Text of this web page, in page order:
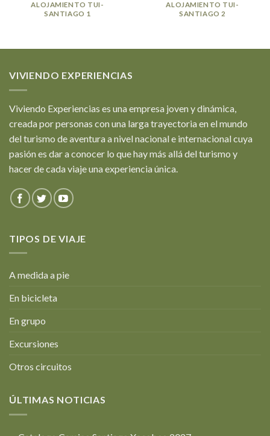
ALOJAMIENTO TUI-
SANTIAGO 1
ALOJAMIENTO TUI-
SANTIAGO 2
VIVIENDO EXPERIENCIAS
Viviendo Experiencias es una empresa joven y dinámica,
creada por personas con una larga trayectoria en el mundo
del turismo de aventura a nivel nacional e internacional cuya
pasión es dar a conocer lo que hay más allá del turismo y
hacer de cada viaje una experiencia única.
TIPOS DE VIAJE
A medida a pie
En bicicleta
En grupo
Excursiones
Otros circuitos
ÚLTIMAS NOTICIAS